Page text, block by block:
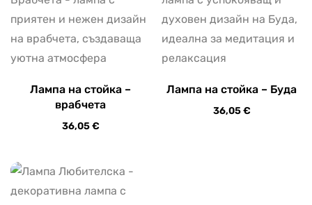
Лампа на стойка –
врабчета
36,05€
Лампа на стойка – Буда
36,05€